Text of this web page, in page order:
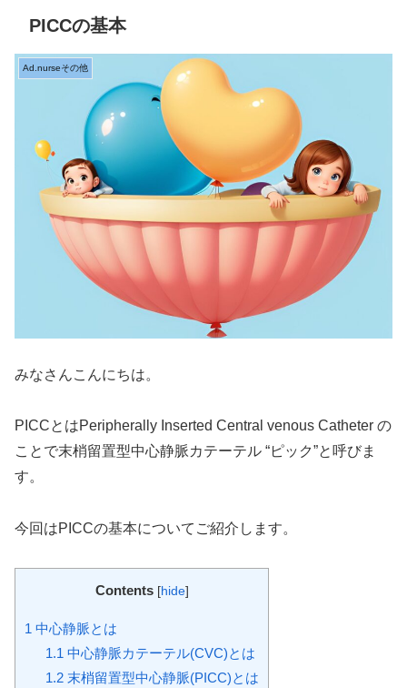
PICCの基本
Ad.nurseその他
みなさんこんにちは。
PICCとはPeripherally Inserted Central venous Catheter の
ことで末梢留置型中心静脈カテーテル “ピック”と呼びま
す。
今回はPICCの基本についてご紹介します。
Contents [hide]
1 中心静脈とは
1.1 中心静脈カテーテル(CVC)とは
1.2末梢留置型中心静脈(PICC)とは